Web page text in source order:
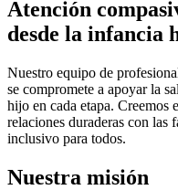
Atención
desde la infancia
Nuestro equipo de
se compromete a apoyar la
hijo en cada etapa. Creemos
relaciones duraderas con las
inclusivo para todos.
Nuestra misión